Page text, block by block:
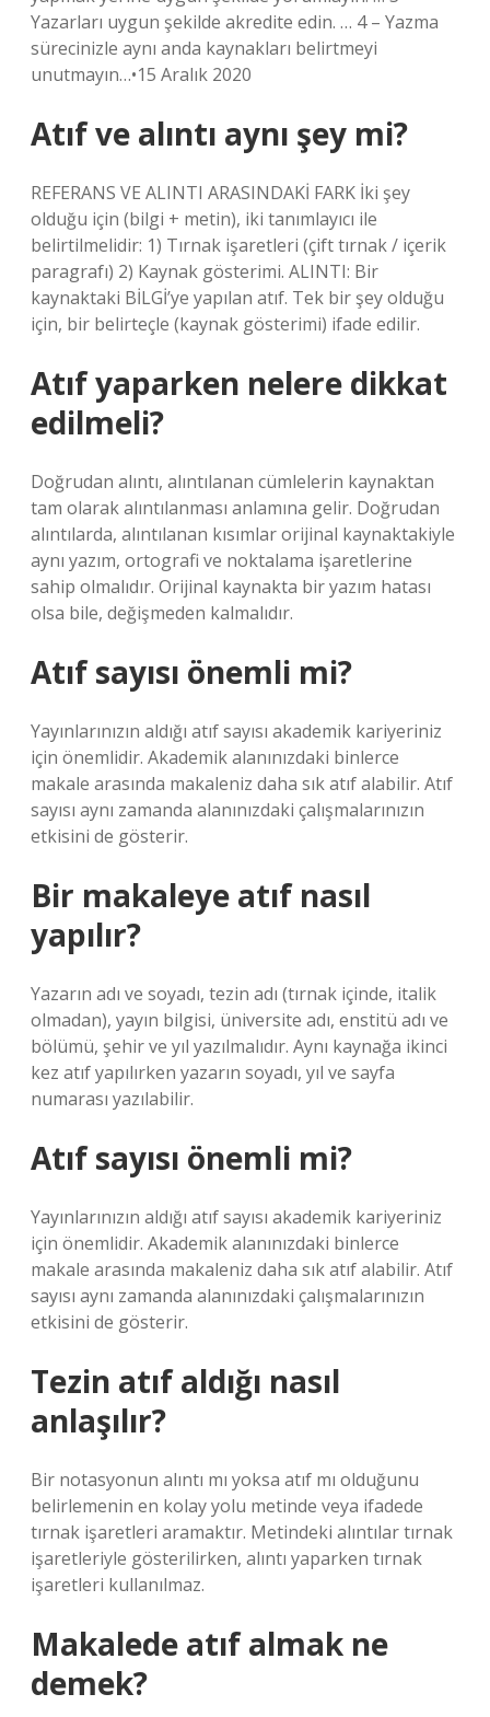
Yazarları uygun şekilde akredite edin. … 4 – Yazma
sürecinizle aynı anda kaynakları belirtmeyi
unutmayın…•15 Aralık 2020
Atıf ve alıntı aynı şey mi?
REFERANS VE ALINTI ARASINDAKİ FARK İki şey
olduğu için (bilgi + metin), iki tanımlayıcı ile
belirtilmelidir: 1) Tırnak işaretleri (çift tırnak / içerik
paragrafı) 2) Kaynak gösterimi. ALINTI: Bir
kaynaktaki BİLGİ’ye yapılan atıf. Tek bir şey olduğu
için, bir belirteçle (kaynak gösterimi) ifade edilir.
Atıf yaparken nelere dikkat
edilmeli?
Doğrudan alıntı, alıntılanan cümlelerin kaynaktan
tam olarak alıntılanması anlamına gelir. Doğrudan
alıntılarda, alıntılanan kısımlar orijinal kaynaktakiyle
aynı yazım, ortografi ve noktalama işaretlerine
sahip olmalıdır. Orijinal kaynakta bir yazım hatası
olsa bile, değişmeden kalmalıdır.
Atıf sayısı önemli mi?
Yayınlarınızın aldığı atıf sayısı akademik kariyeriniz
için önemlidir. Akademik alanınızdaki binlerce
makale arasında makaleniz daha sık atıf alabilir. Atıf
sayısı aynı zamanda alanınızdaki çalışmalarınızın
etkisini de gösterir.
Bir makaleye atıf nasıl
yapılır?
Yazarın adı ve soyadı, tezin adı (tırnak içinde, italik
olmadan), yayın bilgisi, üniversite adı, enstitü adı ve
bölümü, şehir ve yıl yazılmalıdır. Aynı kaynağa ikinci
kez atıf yapılırken yazarın soyadı, yıl ve sayfa
numarası yazılabilir.
Atıf sayısı önemli mi?
Yayınlarınızın aldığı atıf sayısı akademik kariyeriniz
için önemlidir. Akademik alanınızdaki binlerce
makale arasında makaleniz daha sık atıf alabilir. Atıf
sayısı aynı zamanda alanınızdaki çalışmalarınızın
etkisini de gösterir.
Tezin atıf aldığı nasıl
anlaşılır?
Bir notasyonun alıntı mı yoksa atıf mı olduğunu
belirlemenin en kolay yolu metinde veya ifadede
tırnak işaretleri aramaktır. Metindeki alıntılar tırnak
işaretleriyle gösterilirken, alıntı yaparken tırnak
işaretleri kullanılmaz.
Makalede atıf almak ne
demek?